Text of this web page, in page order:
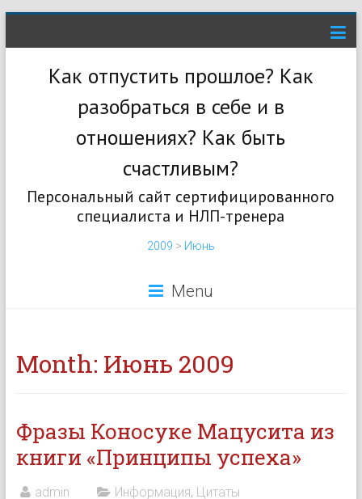
Как отпустить прошлое? Как
разобраться в себе и в
отношениях? Как быть
счастливым?
Персональный сайт сертифицированного
специалиста и НЛП-тренера
2009 > Июнь
Menu
Month: Июнь 2009
Фразы Коносуке Мацусита из
книги «Принципы успеха»
admin Информация, Цитаты